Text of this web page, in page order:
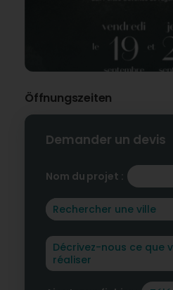
Öffnungszeiten
Demander un devis
Nom du projet :